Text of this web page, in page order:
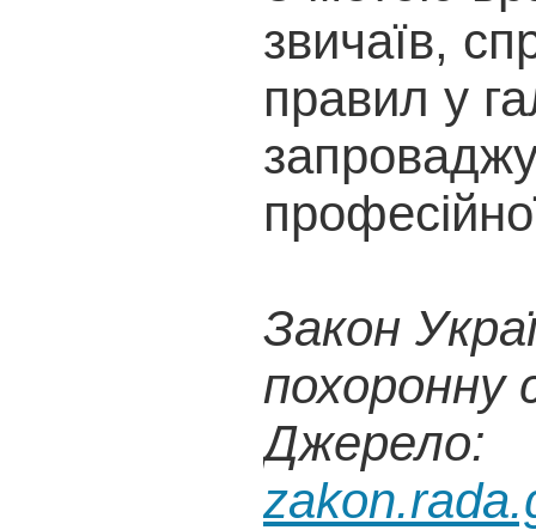
звичаїв,
правил у
Закон
похоронну
Джерело: